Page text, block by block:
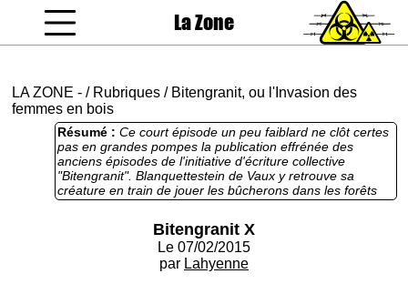
La Zone
LA ZONE - / Rubriques / Bitengranit, ou l'Invasion des
femmes en bois
Résumé : Ce court épisode un peu faiblard ne clôt certes
pas en grandes pompes la publication effrénée des
anciens épisodes de l'initiative d'écriture collective
"Bitengranit". Blanquettestein de Vaux y retrouve sa
créature en train de jouer les bûcherons dans les forêts
québécoises pour tenter de créer des femmes en bois.
Bitengranit X
Le 07/02/2015
par Lahyenne